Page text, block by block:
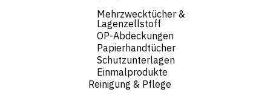
Mehrzwecktücher &
Lagenzellstoff
OP-Abdeckungen
Papierhandtücher
Schutzunterlagen
Einmalprodukte
Reinigung & Pflege